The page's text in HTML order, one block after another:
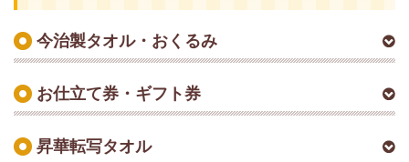
今治製タオル・おくるみ
お仕立て券・ギフト券
昇華転写タオル